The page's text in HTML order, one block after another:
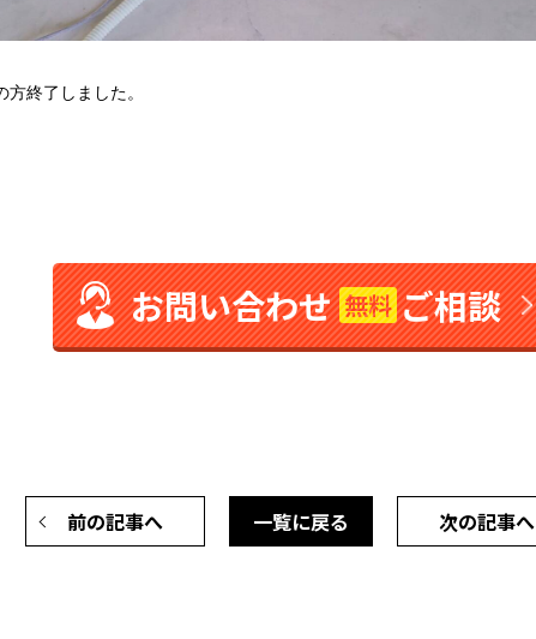
終了しました。
お問い合わせ無料 ご相談
前の記事へ 次の記事へ
一覧に戻る